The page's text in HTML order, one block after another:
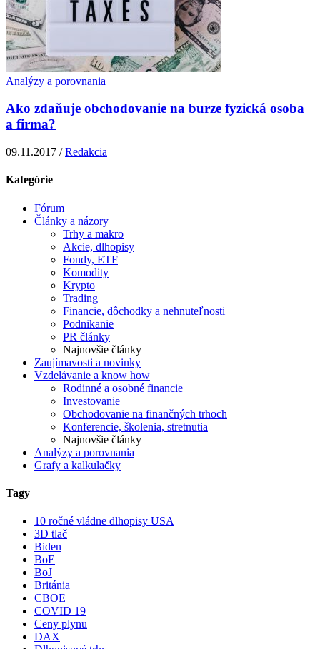
Analýzy a porovnania
Ako zdaňuje obchodovanie na burze fyzická osoba
a firma?
09.11.2017 /Redakcia
Kategórie
Fórum
Články a názory
Trhy a makro
Akcie, dlhopisy
Fondy, ETF
Komodity
Krypto
Trading
Financie, dôchodky a nehnuteľnosti
Podnikanie
PR články
Najnovšie články
Zaujímavosti a novinky
Vzdelávanie a know how
Rodinné a osobné financie
Investovanie
Obchodovanie na finančných trhoch
Konferencie, školenia, stretnutia
Najnovšie články
Analýzy a porovnania
Grafy a kalkulačky
Tagy
10 ročné vládne dlhopisy USA
3D tlač
Biden
BoE
BoJ
Británia
CBOE
COVID 19
Ceny plynu
DAX